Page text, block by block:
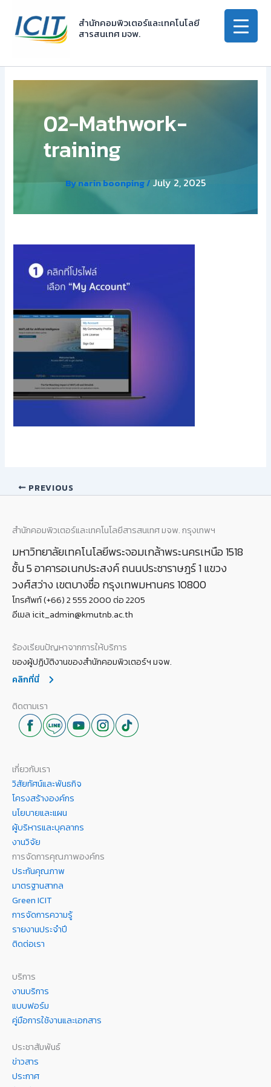
content
สำนักคอมพิวเตอร์และเทคโนโลยี
สารสนเทศ มจพ.
02-Mathwork-
training
Bynarin boonping/July 2, 2025
PREVIOUS
สำนักคอมพิวเตอร์และเทคโนโลยีสารสนเทศ มจพ. กรุงเทพฯ
มหาวิทยาลัยเทคโนโลยีพระจอมเกล้าพระนครเหนือ 1518
ชั้น 5 อาคารอเนกประสงค์ ถนนประชาราษฎร์ 1 แขวง
วงศ์สว่าง เขตบางซื่อ กรุงเทพมหานคร 10800
โทรศัพท์ (+66) 2 555 2000 ต่อ 2205
อีเมล icit_admin@kmutnb.ac.th
ร้องเรียนปัญหาจากการให้บริการ
ของผู้ปฏิบัติงานของสำนักคอมพิวเตอร์ฯ มจพ.
คลิกที่นี่
ติดตามเรา
เกี่ยวกับเรา
วิสัยทัศน์และพันธกิจ
โครงสร้างองค์กร
นโยบายและแผน
ผู้บริหารและบุคลากร
งานวิจัย
การจัดการคุณภาพองค์กร
ประกันคุณภาพ
มาตรฐานสากล
Green ICIT
การจัดการความรู้
รายงานประจำปี
ติดต่อเรา
บริการ
งานบริการ
แบบฟอร์ม
คู่มือการใช้งานและเอกสาร
ประชาสัมพันธ์
ข่าวสาร
ประกาศ